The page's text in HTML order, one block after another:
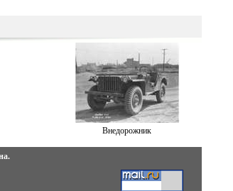
Внедорожник